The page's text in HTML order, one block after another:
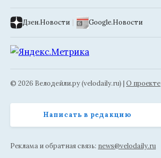
Дзен.Новости | Google.Новости
© 2026 Велодейли.ру (velodaily.ru) | О проекте
Написать в редакцию
Реклама и обратная связь: news@velodaily.ru